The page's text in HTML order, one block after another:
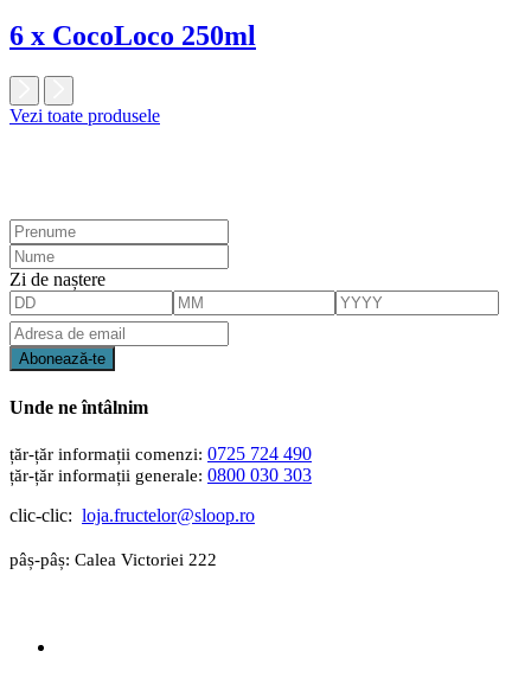
6 x CocoLoco 250ml
Vezi toate produsele
Zi de naștere
Unde ne întâlnim
0725 724 490
0800 030 303
clic-clic: loja.fructelor@sloop.ro